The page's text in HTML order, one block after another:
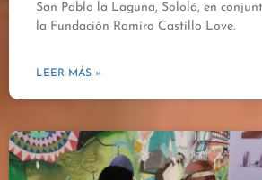
San Pablo la Laguna, Sololá, en
la Fundación Ramiro Castillo Love.
LEER MÁS »